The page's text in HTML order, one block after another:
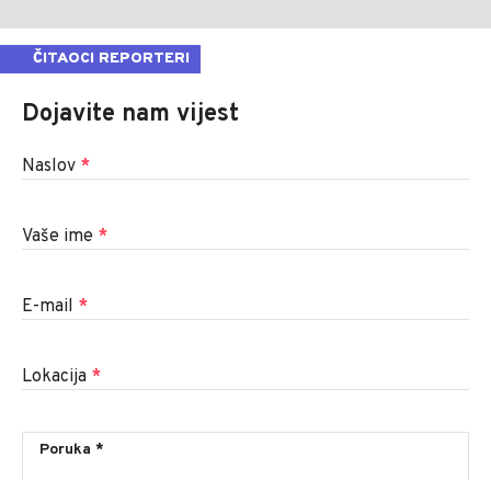
ČITAOCI REPORTERI
Dojavite nam vijest
Naslov *
Vaše ime *
E-mail *
Lokacija *